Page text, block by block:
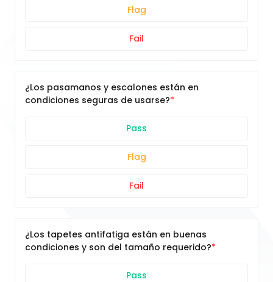
Flag
Fail
¿Los pasamanos y escalones están en
condiciones seguras de usarse?
Pass
Flag
Fail
¿Los tapetes antifatiga están en buenas
condiciones y son del tamaño requerido?
Pass